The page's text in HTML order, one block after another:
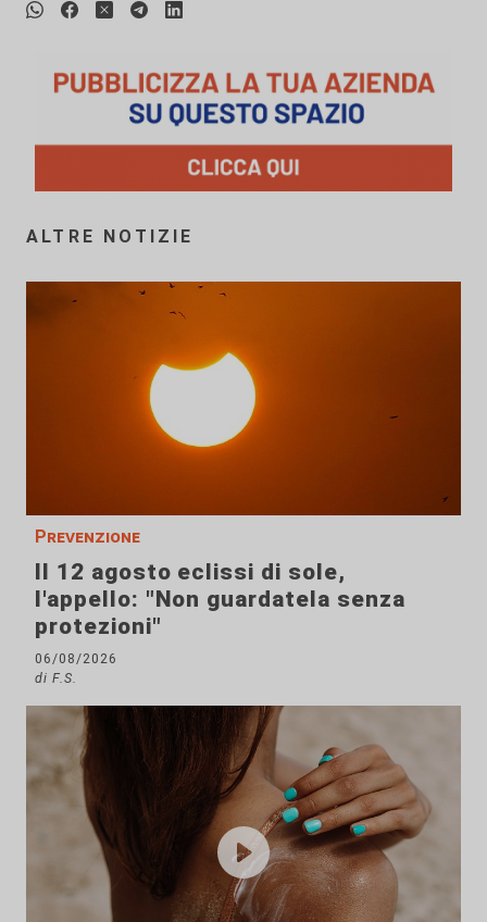
ALTRE NOTIZIE
Prevenzione
Il 12 agosto eclissi di sole,
l'appello: "Non guardatela senza
protezioni"
06/08/2026
di F.S.